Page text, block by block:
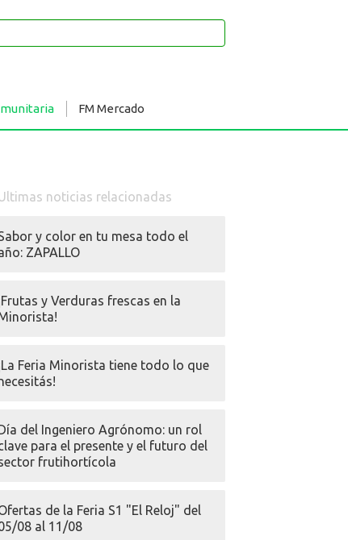
FM Mercado
noticias relacionadas
y color en tu mesa todo el
ZAPALLO
y Verduras frescas en la
Feria Minorista tiene todo lo que
del Ingeniero Agrónomo: un rol
para el presente y el futuro del
frutihortícola
de la Feria S1 "El Reloj" del
08 al 11/08